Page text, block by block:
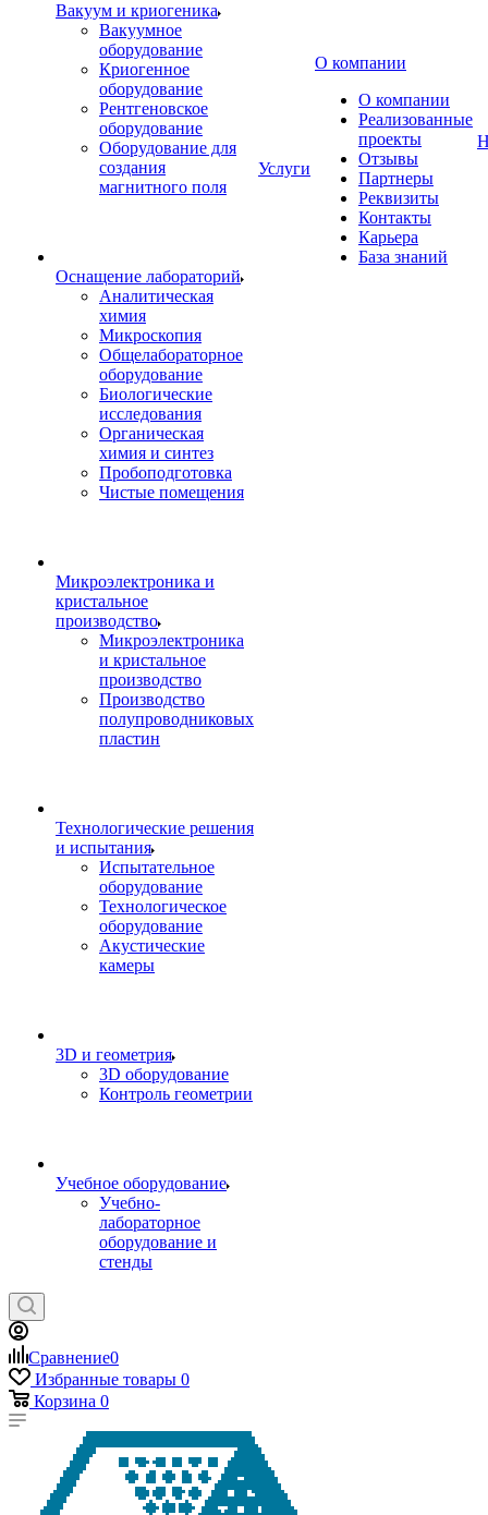
Вакуум и криогеника
Вакуумное
оборудование
Криогенное
оборудование
Рентгеновское
оборудование
Оборудование для
создания
магнитного поля
Оснащение лабораторий
Аналитическая
химия
Микроскопия
Общелабораторное
оборудование
Биологические
исследования
Органическая
химия и синтез
Пробоподготовка
Чистые помещения
Микроэлектроника и
кристальное
производство
Микроэлектроника
и кристальное
производство
Производство
полупроводниковых
пластин
Технологические решения
и испытания
Испытательное
оборудование
Технологическое
оборудование
Акустические
камеры
3D и геометрия
3D оборудование
Контроль геометрии
Учебное оборудование
Учебно-
лабораторное
оборудование и
стенды
Услуги
О компании
О компании
Реализованные
проекты
Отзывы
Партнеры
Реквизиты
Контакты
Карьера
База знаний
Сравнение0
Избранные товары 0
Корзина 0